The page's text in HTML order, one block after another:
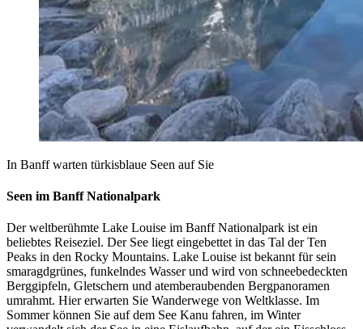
In Banff warten türkisblaue Seen auf Sie
Seen im Banff Nationalpark
Der weltberühmte Lake Louise im Banff Nationalpark ist ein
beliebtes Reiseziel. Der See liegt eingebettet in das Tal der Ten
Peaks in den Rocky Mountains. Lake Louise ist bekannt für sein
smaragdgrünes, funkelndes Wasser und wird von schneebedeckten
Berggipfeln, Gletschern und atemberaubenden Bergpanoramen
umrahmt. Hier erwarten Sie Wanderwege von Weltklasse. Im
Sommer können Sie auf dem See Kanu fahren, im Winter